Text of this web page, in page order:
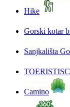
Hike
Gorski kotar
Sanjkališta
Camino